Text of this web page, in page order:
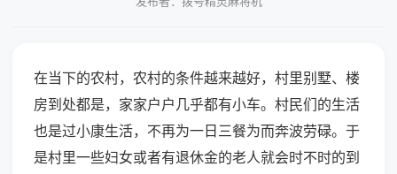
在当下的农村，农村的条件越来越好，村里别墅、楼
房到处都是，家家户户几乎都有小车。村民们的生活
也是过小康生活，不再为一日三餐为而奔波劳碌。于
是村里一些妇女或者有退休金的老人就会时不时的到